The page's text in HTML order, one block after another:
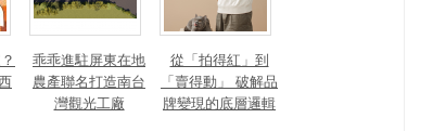
乖乖進駐屏東在地
農產聯名打造南台
灣觀光工廠
從「拍得紅」到
「賣得動」 破解品
牌變現的底層邏輯